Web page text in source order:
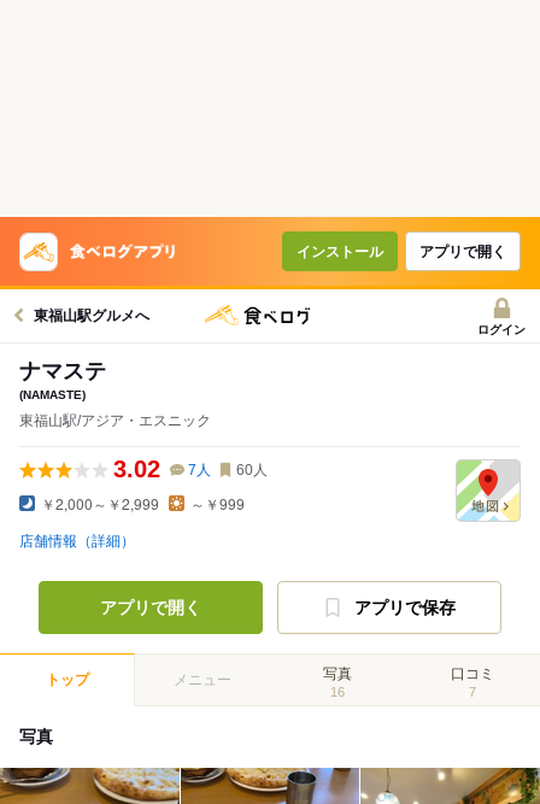
インストール アプリで開く
東福山駅グルメへ
ログイン
ナマステ
(NAMASTE)
東福山駅/アジア・エスニック
3.02 7 人 60人
￥2,000～￥2,999 ～￥999
店舗情報（詳細）
アプリで開く アプリで保存
トップ メニュー 写真
16
口コミ
7
写真